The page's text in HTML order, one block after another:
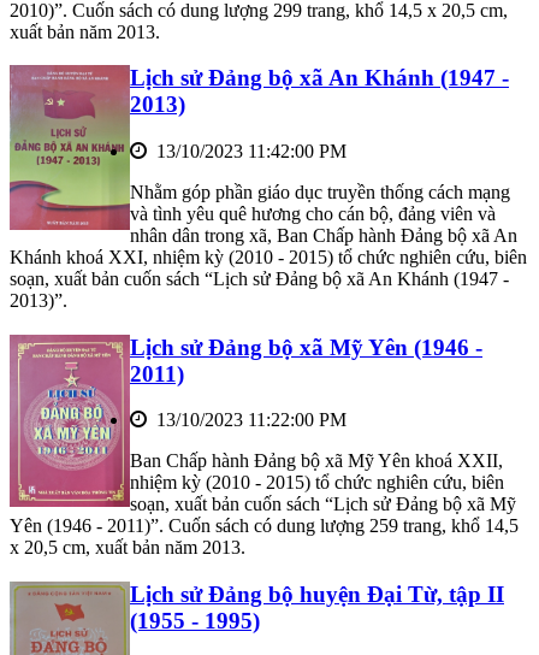
2010)”. Cuốn sách có dung lượng 299 trang, khổ 14,5 x 20,5 cm,
xuất bản năm 2013.
Lịch sử Đảng bộ xã An Khánh (1947 -
2013)
13/10/2023 11:42:00 PM
Nhằm góp phần giáo dục truyền thống cách mạng
và tình yêu quê hương cho cán bộ, đảng viên và
nhân dân trong xã, Ban Chấp hành Đảng bộ xã An
Khánh khoá XXI, nhiệm kỳ (2010 - 2015) tổ chức nghiên cứu, biên
soạn, xuất bản cuốn sách “Lịch sử Đảng bộ xã An Khánh (1947 -
2013)”.
Lịch sử Đảng bộ xã Mỹ Yên (1946 -
2011)
13/10/2023 11:22:00 PM
Ban Chấp hành Đảng bộ xã Mỹ Yên khoá XXII,
nhiệm kỳ (2010 - 2015) tổ chức nghiên cứu, biên
soạn, xuất bản cuốn sách “Lịch sử Đảng bộ xã Mỹ
Yên (1946 - 2011)”. Cuốn sách có dung lượng 259 trang, khổ 14,5
x 20,5 cm, xuất bản năm 2013.
Lịch sử Đảng bộ huyện Đại Từ, tập II
(1955 - 1995)